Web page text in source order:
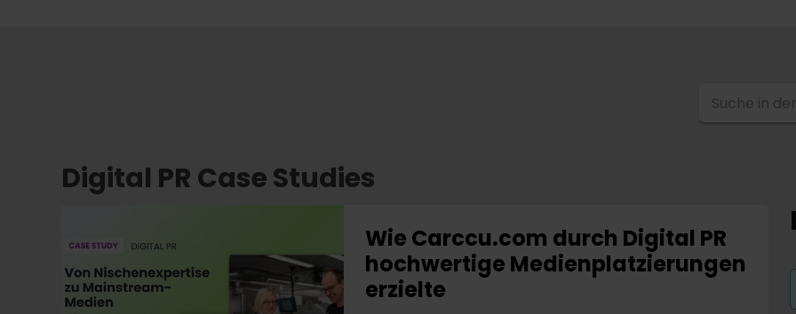
Suche in
Digital PR Case Studies
Wie Carccu.com durch Digital PR
hochwertige Medienplatzierungen
erzielte